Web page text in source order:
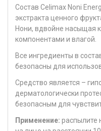
Состав Celimax Noni
экстракта ценного
Нони, вдвойне насыщая
компонентами и влагой.
Все ингредиенты в
безопасны для
Средство является –
дерматологически
безопасным для
Применение: распылите